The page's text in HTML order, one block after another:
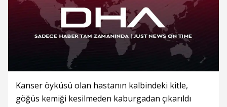
Kanser öyküsü olan hastanın kalbindeki kitle,
göğüs kemiği kesilmeden kaburgadan çıkarıldı